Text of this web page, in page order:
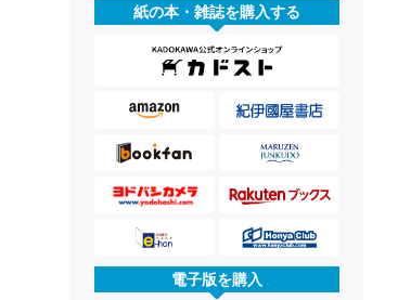
紙の本・雑誌を購入する
電子版を購入